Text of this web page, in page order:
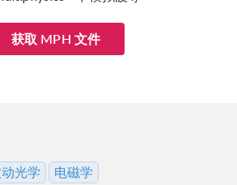
获取 MPH 文件
光学 电磁学